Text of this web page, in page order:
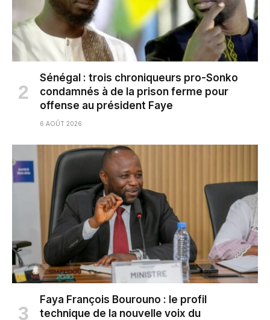
Sénégal : trois chroniqueurs pro-Sonko
condamnés à de la prison ferme pour
offense au président Faye
6 AOÛT 2026
Faya François Bourouno : le profil
technique de la nouvelle voix du